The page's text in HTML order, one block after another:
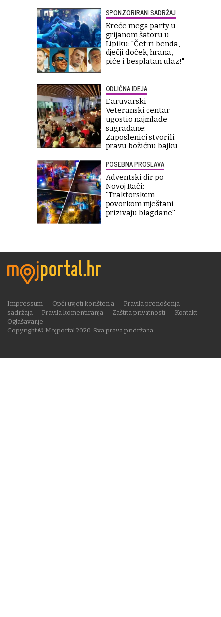
SPONZORIRANI SADRŽAJ
Kreće mega party u
grijanom šatoru u
Lipiku: "Četiri benda,
dječji doček, hrana,
piće i besplatan ulaz!"
ODLIČNA IDEJA
Daruvarski
Veteranski centar
ugostio najmlađe
sugrađane:
Zaposlenici stvorili
pravu božićnu bajku
POSEBNA PROSLAVA
Adventski đir po
Novoj Rači:
''Traktorskom
povorkom mještani
prizivaju blagdane''
Copyright © Mojportal 2020. Sva prava pridržana.
Impressum Opći uvjeti korištenja
Pravila prenošenja
sadržaja
Pravila komentiranja Zaštita privatnosti
Kontakt
Oglašavanje